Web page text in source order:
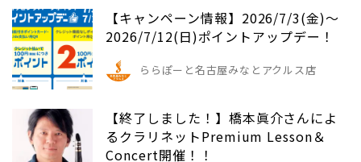
【キャンペーン情報】2026/7/3(金)～
2026/7/12(日)ポイントアップデー！
ららぽーと名古屋みなとアクルス店
【終了しました！】橋本眞介さんによ
るクラリネットPremium Lesson＆
Concert開催！！